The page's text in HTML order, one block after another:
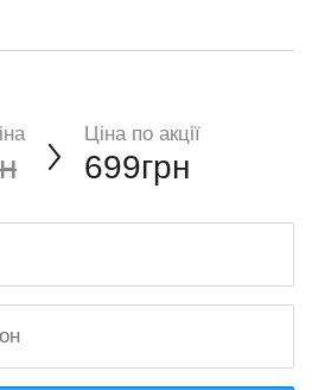
Ціна по акції
699грн